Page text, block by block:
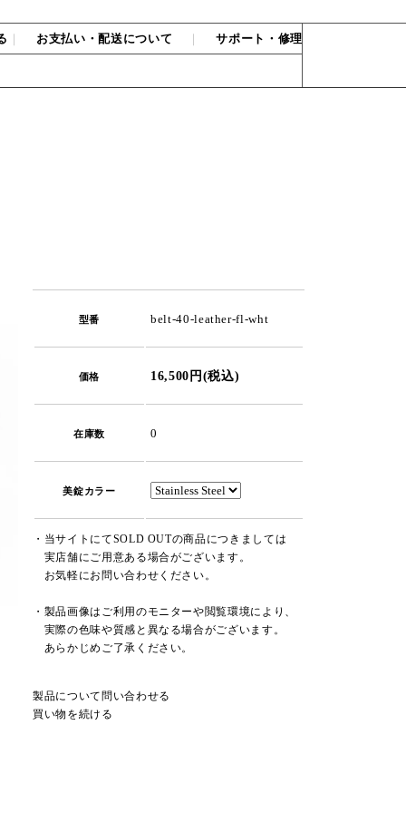
お支払い・配送について ｜サポート・修理
型番 belt-40-leather-fl-wht
価格 16,500円(税込)
在庫数 0
美錠カラー
・当サイトにてSOLD OUTの商品につきましては
実店舗にご用意ある場合がございます。
お気軽にお問い合わせください。
・製品画像はご利用のモニターや閲覧環境により、
実際の色味や質感と異なる場合がございます。
あらかじめご了承ください。
製品について問い合わせる
買い物を続ける